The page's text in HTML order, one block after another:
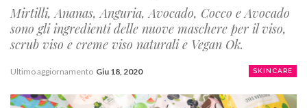
Mirtilli, Ananas, Anguria, Avocado, Cocco e Avocado
sono gli ingredienti delle nuove maschere per il viso,
scrub viso e creme viso naturali e Vegan Ok.
SKINCARE
Ultimo aggiornamento Giu 18, 2020